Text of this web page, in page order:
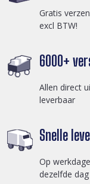
Gratis
excl BTW!
6000+
Allen direct
leverbaar
Snelle
Op
dezelfde